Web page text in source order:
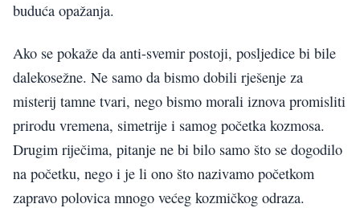
buduća opažanja.
Ako se pokaže da anti-svemir postoji, posljedice bi bile
dalekosežne. Ne samo da bismo dobili rješenje za
misterij tamne tvari, nego bismo morali iznova promisliti
prirodu vremena, simetrije i samog početka kozmosa.
Drugim riječima, pitanje ne bi bilo samo što se dogodilo
na početku, nego i je li ono što nazivamo početkom
zapravo polovica mnogo većeg kozmičkog odraza.